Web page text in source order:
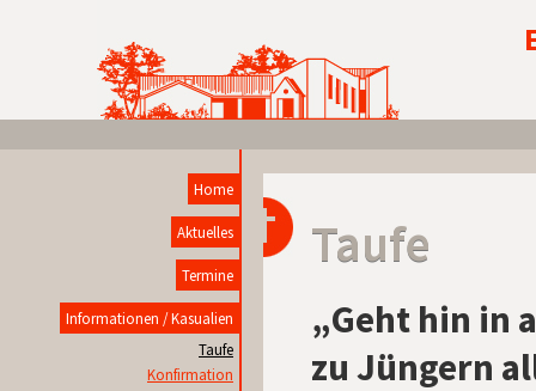
Home
Aktuelles
Termine
Informationen / Kasualien
Taufe
Konfirmation
Taufe
„Geht hin in
zu Jüngern